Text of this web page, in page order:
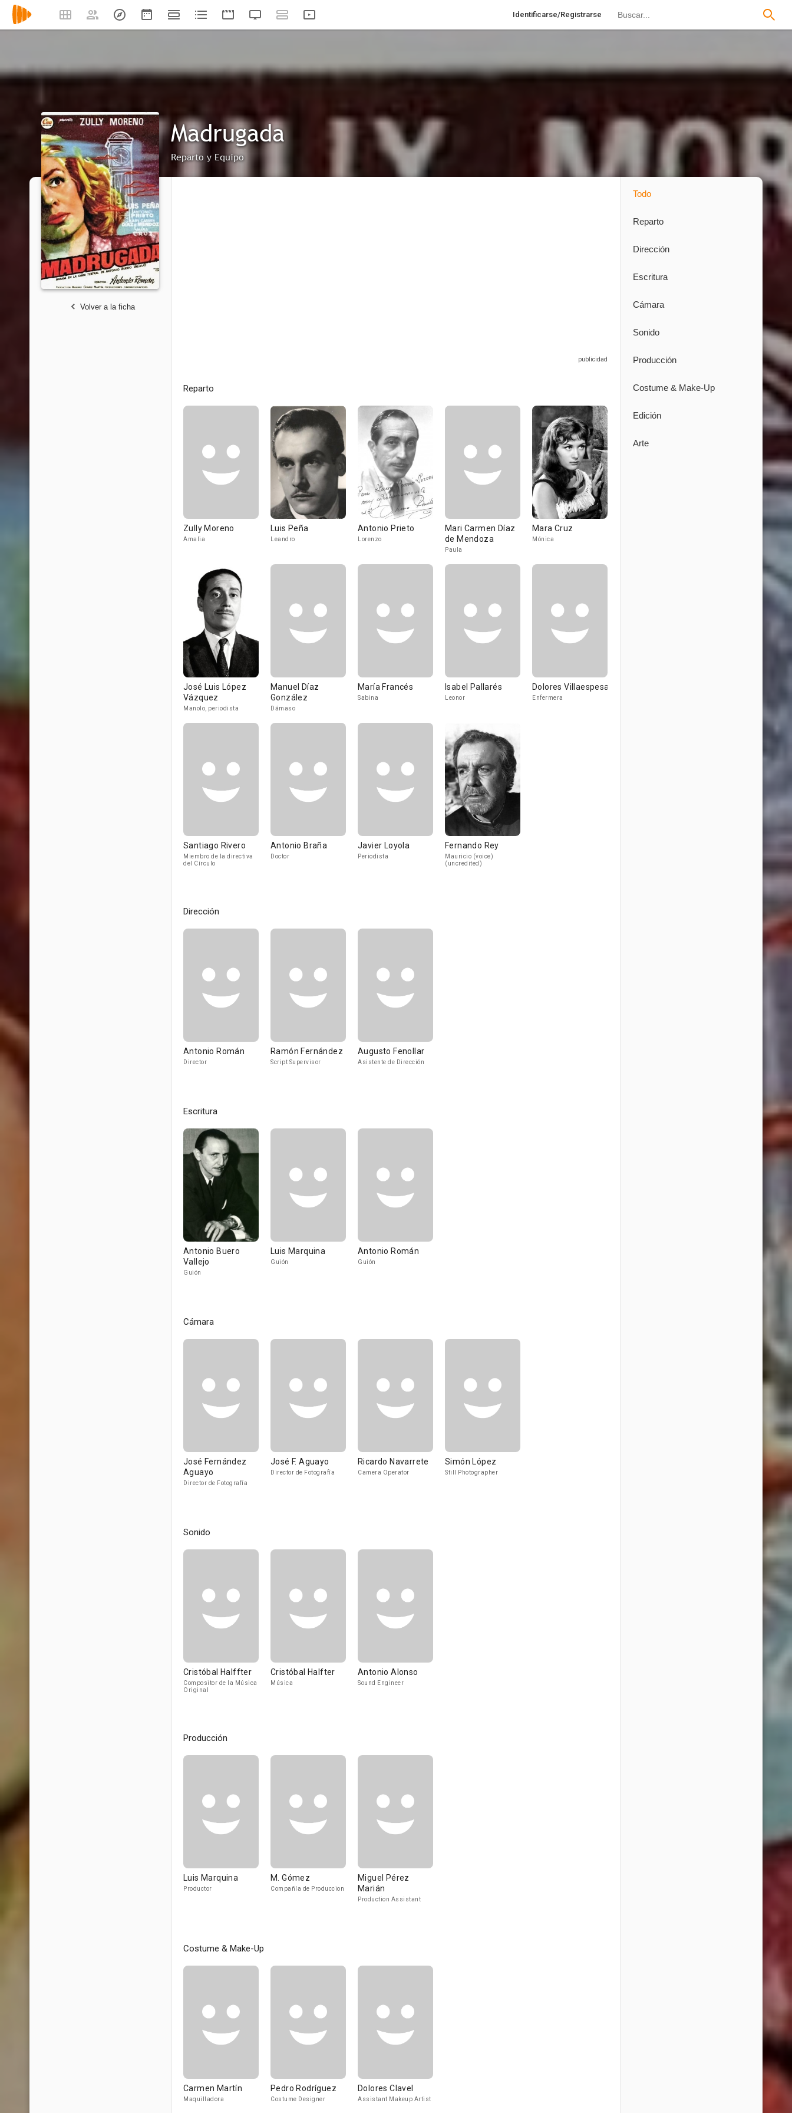
Identificarse/Registrarse
Madrugada
Reparto y Equipo
Volver a la ficha
Reparto
Zully Moreno
Amalia
Luis Peña
Leandro
Antonio Prieto
Lorenzo
Mari Carmen Díaz
de Mendoza
Paula
Mara Cruz
Mónica
José Luis López
Vázquez
Manolo, periodista
Manuel Díaz
González
Dámaso
María Francés
Sabina
Isabel Pallarés
Leonor
Dolores Villaespesa
Enfermera
Santiago Rivero
Miembro de la directiva
del Círculo
Antonio Braña
Doctor
Javier Loyola
Periodista
Fernando Rey
Mauricio (voice)
(uncredited)
Dirección
Antonio Román
Director
Ramón Fernández
Script Supervisor
Augusto Fenollar
Asistente de Dirección
Escritura
Antonio Buero
Vallejo
Guión
Luis Marquina
Guión
Antonio Román
Guión
Cámara
José Fernández
Aguayo
Director de Fotografía
José F. Aguayo
Director de Fotografía
Ricardo Navarrete
Camera Operator
Simón López
Still Photographer
Sonido
Cristóbal Halffter
Compositor de la Música
Original
Cristóbal Halfter
Música
Antonio Alonso
Sound Engineer
Producción
Luis Marquina
Productor
M. Gómez
Compañía de Produccion
Miguel Pérez
Marián
Production Assistant
Costume & Make-Up
Carmen Martín
Maquilladora
Pedro Rodríguez
Costume Designer
Dolores Clavel
Assistant Makeup Artist
Todo
Reparto
Dirección
Escritura
Cámara
Sonido
Producción
Costume & Make-Up
Edición
Arte